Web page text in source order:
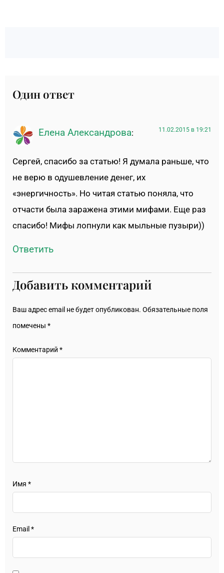
Один ответ
Елена Александрова: 11.02.2015 в 19:21
Сергей, спасибо за статью! Я думала раньше, что
не верю в одушевление денег, их
«энергичность». Но читая статью поняла, что
отчасти была заражена этими мифами. Еще раз
спасибо! Мифы лопнули как мыльные пузыри))
Ответить
Добавить комментарий
Ваш адрес email не будет опубликован. Обязательные поля
помечены *
Комментарий *
Имя *
Email *